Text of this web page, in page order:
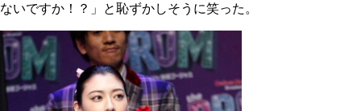
ないですか！？」と恥ずかしそうに笑った。